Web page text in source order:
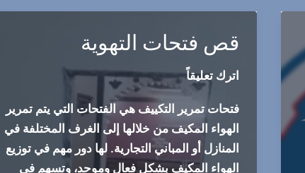
الكور
فتحات
الابواب
والمصاعد
وقص
فتحات
الدرايش
قص فتحات التهوية
اترك تعليقاً
فتحات تمرير التكييف هي الفتحات التي يتم تمرير
الهواء المكيف من خلالها إلى الغرف المختلفة في
المنازل أو المباني التجارية. لها دور مهم في توزيع
الهواء المكيف بشكل فعال وموحد، وتسهم في